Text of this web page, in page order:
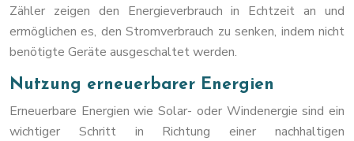
Zähler zeigen den Energieverbrauch in Echtzeit an und
ermöglichen es, den Stromverbrauch zu senken, indem nicht
benötigte Geräte ausgeschaltet werden.
Nutzung erneuerbarer Energien
Erneuerbare Energien wie Solar- oder Windenergie sind ein
wichtiger Schritt in Richtung einer nachhaltigen